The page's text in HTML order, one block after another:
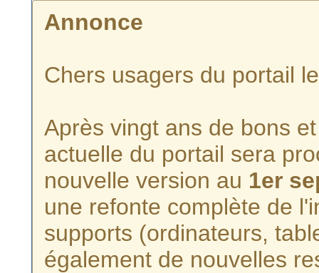
Annonce
Chers usagers du portail
Après vingt ans de bons
actuelle du portail sera
nouvelle version au 1er
une refonte complète de
supports (ordinateurs,
également de nouvelles